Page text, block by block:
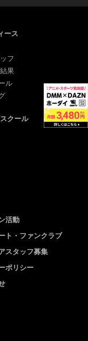
ース
フ
果
ル
クール
活動
ト・ファンクラブ
スタッフ募集
ポリシー